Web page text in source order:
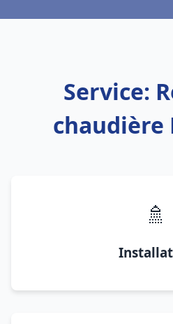
Service:
chaudière
🚿